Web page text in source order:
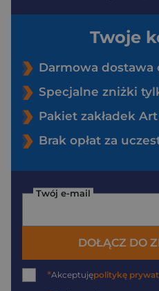
Twoje
Darmowa dostawa
Specjalne zniżki
Pakiet zakładek Art
Brak opłat za
Twój e-mail
DOŁĄCZ DO
*Akceptujępolitykę